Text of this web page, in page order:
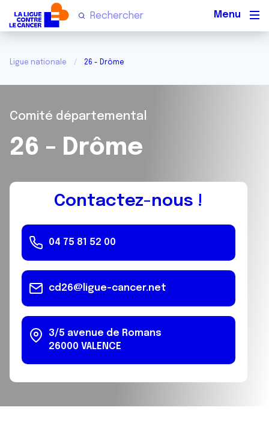
Ligue nationale 26 - Drôme
Comité départemental
26 - Drôme
Contactez-nous !
04 75 81 52 00
cd26@ligue-cancer.net
3/5 avenue de Romans
26000 VALENCE